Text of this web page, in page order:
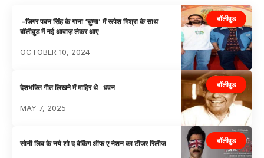
बॉलीवुड
-जिगर पवन सिंह के गाना ‘चुम्मा’ में रूपेश मिश्रा के साथ
बॉलीवुड में नई आवाज़ लेकर आए
OCTOBER 10, 2024
बॉलीवुड
देशभक्ति गीत लिखने में माहिर थे धवन
MAY 7, 2025
बॉलीवुड
सोनी लिव के नये शो द वेकिंग ऑफ ए नेशन का टीजर रिलीज